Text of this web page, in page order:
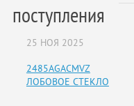
поступления
25 НОЯ 2025
2485AGACMVZ
ЛОБОВОЕ СТЕКЛО